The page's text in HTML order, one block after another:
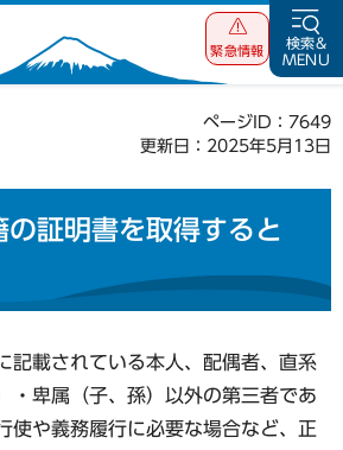
緊急情報
検索&
MENU
ページID：7649
更新日：2025年5月13日
証明書を取得すると
記載されている本人、配偶者、直系
・卑属（子、孫）以外の第三者であ
使や義務履行に必要な場合など、正